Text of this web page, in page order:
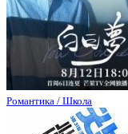
Романтика / Школа